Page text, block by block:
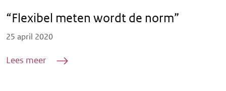
“Flexibel meten wordt de norm”
Posted on
25 april 2020
Lees meer